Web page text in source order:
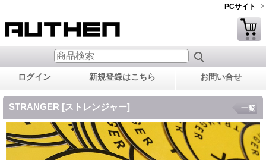
PCサイト
ログイン 新規登録はこちら お問い合せ
STRANGER [ストレンジャー] 一覧